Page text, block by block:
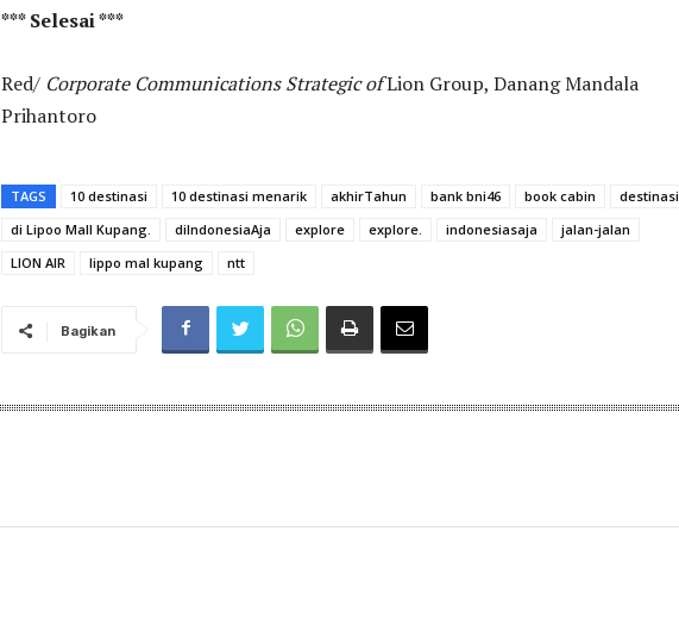
*** Selesai ***
Red/ Corporate Communications Strategic ofLion Group, Danang Mandala
Prihantoro
TAGS 10 destinasi 10 destinasi menarik akhirTahun bank bni46 book cabin
destinasi
di Lipoo Mall Kupang.
diIndonesiaAja explore explore. indonesiasaja
jalan-jalan
LION AIR
lippo mal kupang ntt
Bagikan